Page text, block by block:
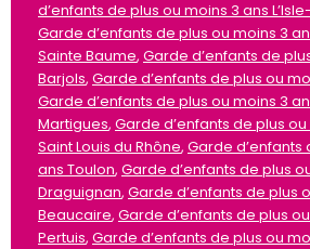
d’enfants de plus ou moins 3 ans
Garde d’enfants de plus ou moins 3
Sainte Baume, Garde d’enfants de
Barjols, Garde d’enfants de plus ou
Garde d’enfants de plus ou moins 3
Martigues, Garde d’enfants de plus
Saint Louis du Rhône, Garde d’enfants
ans Toulon, Garde d’enfants de plus
Draguignan, Garde d’enfants de plus
Beaucaire, Garde d’enfants de plus
Pertuis, Garde d’enfants de plus ou